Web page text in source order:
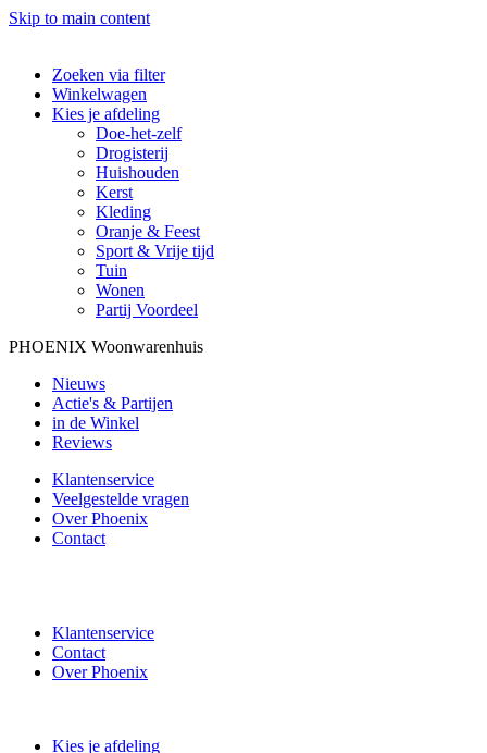
Skip to main content
Zoeken via filter
Winkelwagen
Kies je afdeling
Doe-het-zelf
Drogisterij
Huishouden
Kerst
Kleding
Oranje & Feest
Sport & Vrije tijd
Tuin
Wonen
Partij Voordeel
PHOENIX Woonwarenhuis
Nieuws
Actie's & Partijen
in de Winkel
Reviews
Klantenservice
Veelgestelde vragen
Over Phoenix
Contact
Klantenservice
Contact
Over Phoenix
Kies je afdeling